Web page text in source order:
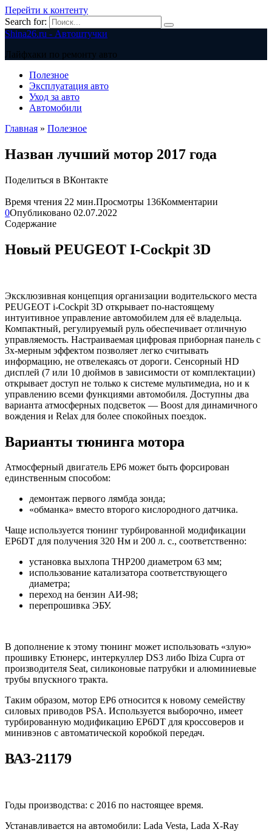
Перейти к контенту
Search for:
Shina26.ru - Автоштучки
Лайфхаки по ремонту авто
Полезное
Эксплуатация авто
Уход за авто
Автомобили
Главная » Полезное
Назван лучший мотор 2017 года
Поделиться в ВКонтакте
Время чтения 22 мин.Просмотры 136Комментарии
0Опубликовано 02.07.2022
Содержание
Новый PEUGEOT I-Cockpit 3D
Эксклюзивная концепция организации водительского места
PEUGEOT i-Cockpit 3D открывает по-настоящему
интуитивное управление автомобилем для её владельца.
Компактный, регулируемый руль обеспечивает отличную
управляемость. Настраиваемая цифровая приборная панель с
3х-мерным эффектом позволяет легко считывать
информацию, не отвелекаясь от дороги. Сенсорный HD
дисплей (7 или 10 дюймов в зависимости от комплектации)
открывает доступ не только к системе мультимедиа, но и к
управлению всеми функциями автомобиля. Доступны два
варианта атмосферных подсветок — Boost для динамичного
вождения и Relax для более спокойных поездок.
Варианты тюнинга мотора
Атмосферный двигатель EP6 может быть форсирован
единственным способом:
демонтаж первого лямбда зонда;
«обманка» вместо второго кислородного датчика.
Чаще используется тюнинг турбированной модификации
EP6DT для получения 320 Нм и 200 л. с., соответственно:
установка выхлопа THP200 диаметром 63 мм;
использование катализатора соответствующего
диаметра;
переход на бензин АИ-98;
перепрошивка ЭБУ.
В дополнение к этому тюнинг может использовать «злую»
прошивку Етюнерс, интеркуллер DS3 либо Ibiza Cupra от
производителя Seat, силиконовые патрубки и алюминиевые
трубы впускного тракта.
Таким образом, мотор EP6 относится к новому семейству
силовых приводов PSA. Используется выборочно, имеет
турбированную модификацию EP6DT для кроссоверов и
минивэнов с автоматической коробкой передач.
ВАЗ-21179
Годы производства: с 2016 по настоящее время.
Устанавливается на автомобили: Lada Vesta, Lada X-Ray